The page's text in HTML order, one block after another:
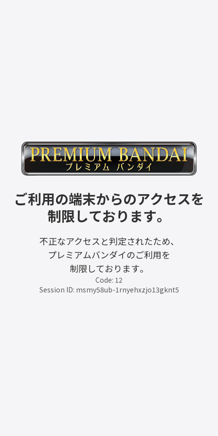
ご利用の端末からのアクセスを
制限しております。
不正なアクセスと判定されたため、
プレミアムバンダイのご利用を
制限しております。
Code: 12
Session ID: msmy58ub-1rnyehxzjo13gknt5